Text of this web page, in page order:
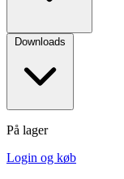
Downloads
På lager
Login og køb